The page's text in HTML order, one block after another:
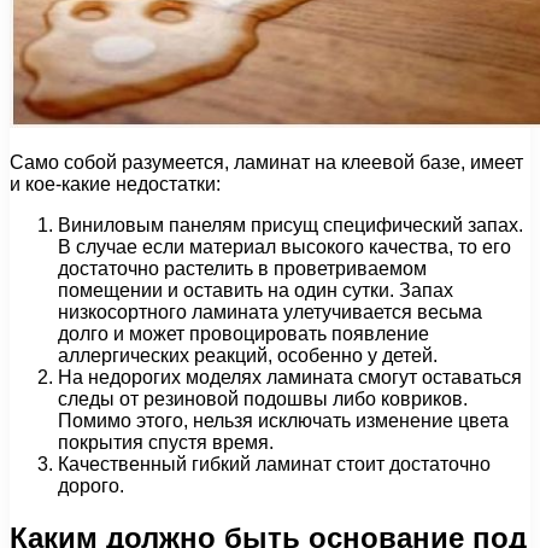
Само собой разумеется, ламинат на клеевой базе, имеет
и кое-какие недостатки:
Виниловым панелям присущ специфический запах.
В случае если материал высокого качества, то его
достаточно растелить в проветриваемом
помещении и оставить на один сутки. Запах
низкосортного ламината улетучивается весьма
долго и может провоцировать появление
аллергических реакций, особенно у детей.
На недорогих моделях ламината смогут оставаться
следы от резиновой подошвы либо ковриков.
Помимо этого, нельзя исключать изменение цвета
покрытия спустя время.
Качественный гибкий ламинат стоит достаточно
дорого.
Каким должно быть основание под